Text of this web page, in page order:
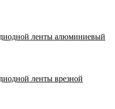
ленты алюминиевый
ленты врезной